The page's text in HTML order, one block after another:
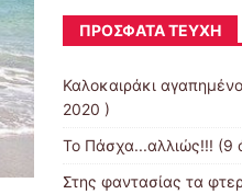
ΠΡΌΣΦΑΤΑ ΤΕΎΧΗ
Καλοκαιράκι
2020 )
Το Πάσχα...αλλιώς!!! (9
Στης φαντασίας τα